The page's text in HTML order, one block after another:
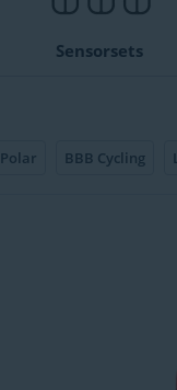
Sensorsets
Polar BBB Cycling